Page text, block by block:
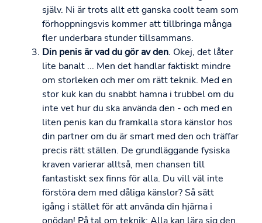
själv. Ni är trots allt ett ganska coolt team som
förhoppningsvis kommer att tillbringa många
fler underbara stunder tillsammans.
Din penis är vad du gör av den. Okej, det låter
lite banalt ... Men det handlar faktiskt mindre
om storleken och mer om rätt teknik. Med en
stor kuk kan du snabbt hamna i trubbel om du
inte vet hur du ska använda den - och med en
liten penis kan du framkalla stora känslor hos
din partner om du är smart med den och träffar
precis rätt ställen. De grundläggande fysiska
kraven varierar alltså, men chansen till
fantastiskt sex finns för alla. Du vill väl inte
förstöra dem med dåliga känslor? Så sätt
igång i stället för att använda din hjärna i